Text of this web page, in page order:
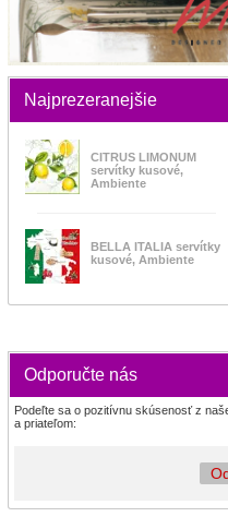
Najprezeranejšie
CITRUS LIMONUM
servítky kusové,
Ambiente
BELLA ITALIA servítky
kusové, Ambiente
Odporučte nás
Podeľte sa o pozitívnu skúsenosť z
a priateľom: